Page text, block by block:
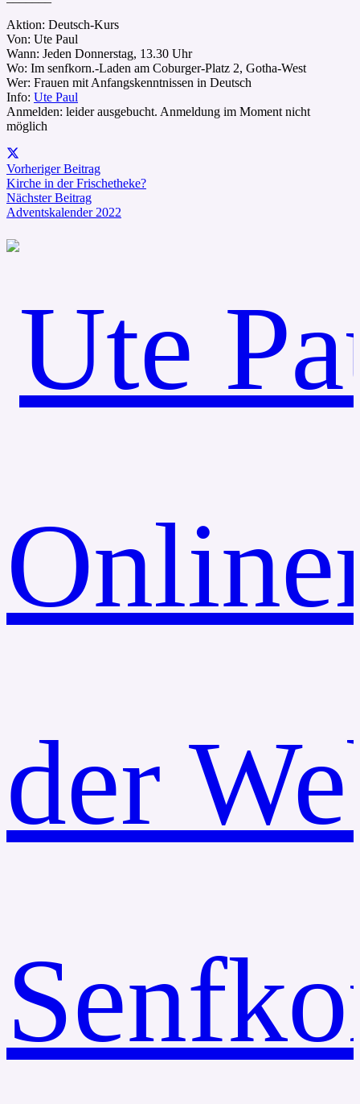
Aktion: Deutsch-Kurs
Von: Ute Paul
Wann: Jeden Donnerstag, 13.30 Uhr
Wo: Im senfkorn.-Laden am Coburger-Platz 2, Gotha-West
Wer: Frauen mit Anfangskenntnissen in Deutsch
Info: Ute Paul
Anmelden: leider ausgebucht. Anmeldung im Moment nicht
möglich
Vorheriger Beitrag
Kirche in der Frischetheke?
Nächster Beitrag
Adventskalender 2022